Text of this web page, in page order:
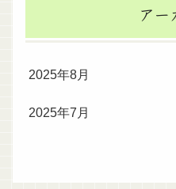
アー
2025年8月
2025年7月